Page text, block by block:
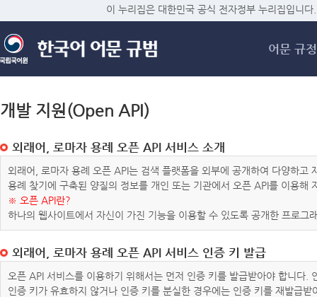
메
이 누리집은 대한민국 공식 전자정부 누리집입니다.
어문 규정
개발 지원(Open API)
외래어, 로마자 용례 오픈 API 서비스 소개
외래어, 로마자 용례 오픈 API는 검색 플랫폼을 외부에 공개하여 다양하
용례 찾기에 구축된 양질의 정보를 개인 또는 기관에서 오픈 API를 이용해
※ 오픈 API란?
하나의 웹사이트에서 자신이 가진 기능을 이용할 수 있도록 공개한 프로그
외래어, 로마자 용례 오픈 API 서비스 인증 키 발급
오픈 API 서비스를 이용하기 위해서는 먼저 인증 키를 발급받아야 합니다
인증 키가 유효하지 않거나 인증 키를 분실한 경우에는 인증 키를 재발급받